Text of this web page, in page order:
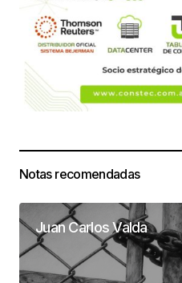
Notas recomendadas
Juan Carlos Valda